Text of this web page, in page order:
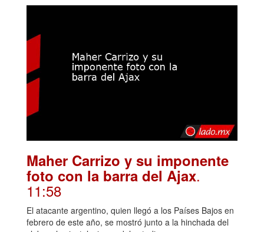
Maher Carrizo y su imponente
foto con la barra del Ajax.
11:58
El atacante argentino, quien llegó a los Países Bajos en
febrero de este año, se mostró junto a la hinchada del